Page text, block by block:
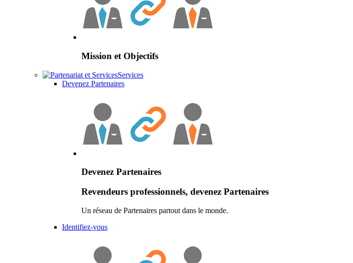
Mission et Objectifs
Services
Devenez Partenaires
Devenez Partenaires
Revendeurs professionnels, devenez Partenaires
Un réseau de Partenaires partout dans le monde.
Identifiez-vous